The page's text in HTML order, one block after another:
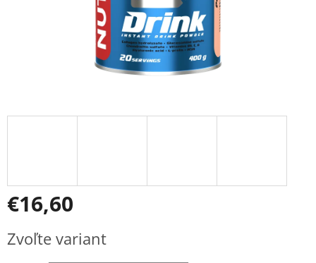
€16,60
cena:
Zvoľte variant